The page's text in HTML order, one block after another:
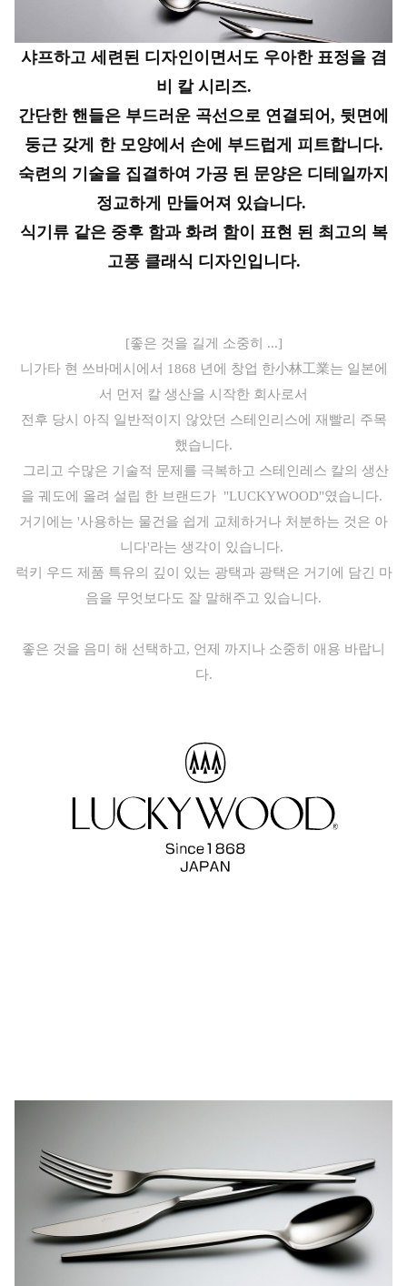
샤프하고 세련된 디자인이면서도 우아한 표정을 겸
비 칼 시리즈.
간단한 핸들은 부드러운 곡선으로 연결되어, 뒷면에
둥근 갖게 한 모양에서 손에 부드럽게 피트합니다.
숙련의 기술을 집결하여 가공 된 문양은 디테일까지
정교하게 만들어져 있습니다.
식기류 같은 중후 함과 화려 함이 표현 된 최고의 복
고풍 클래식 디자인입니다.
[좋은 것을 길게 소중히 ...]
니가타 현 쓰바메시에서 1868 년에 창업 한小林工業는 일본에
서 먼저 칼 생산을 시작한 회사로서
전후 당시 아직 일반적이지 않았던 스테인리스에 재빨리 주목
했습니다.
그리고 수많은 기술적 문제를 극복하고 스테인레스 칼의 생산
을 궤도에 올려 설립 한 브랜드가 "LUCKYWOOD"였습니다.
거기에는 '사용하는 물건을 쉽게 교체하거나 처분하는 것은 아
니다'라는 생각이 있습니다.
럭키 우드 제품 특유의 깊이 있는 광택과 광택은 거기에 담긴 마
음을 무엇보다도 잘 말해주고 있습니다.
좋은 것을 음미 해 선택하고, 언제 까지나 소중히 애용 바랍니
다.